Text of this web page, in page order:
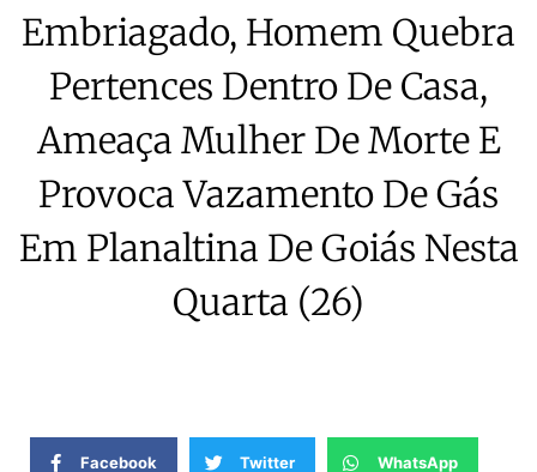
Embriagado, Homem Quebra
Pertences Dentro De Casa,
Ameaça Mulher De Morte E
Provoca Vazamento De Gás
Em Planaltina De Goiás Nesta
Quarta (26)
Facebook Twitter WhatsApp